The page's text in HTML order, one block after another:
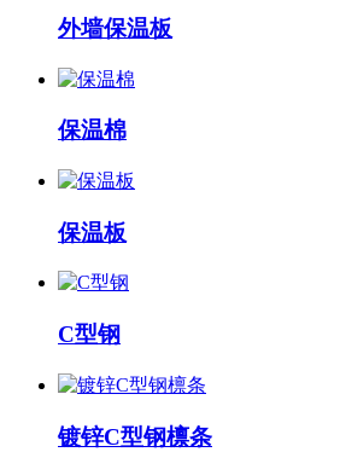
外墙保温板
保温棉
保温板
C型钢
镀锌C型钢檩条